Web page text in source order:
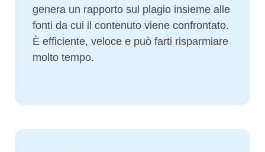
genera un rapporto sul plagio insieme alle
fonti da cui il contenuto viene confrontato.
È efficiente, veloce e può farti risparmiare
molto tempo.